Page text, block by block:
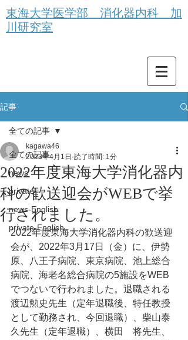
東海大学医学部 消化器内科 加
川研究室
記事
全ての記事
news
private
news-English
private-English
全ての記事
2022年度東海大学消化器内
科の歓送迎会がWEBで挙
行されました。
kagawa46
2023年4月1日 読了時間: 1分
2022年度東海大学消化器内科の歓送迎
会が、2022年3月17日（金）に、伊勢
原、八王子病院、東京病院、池上総合
病院、海老名総合病院の5施設をWEB
でつないで行われました。退職される
渡辺勲史先生（定年退職後、特任教授
として勤務され、今回退職）、柴山泰
久先生（定年退職）、横田　将先生、